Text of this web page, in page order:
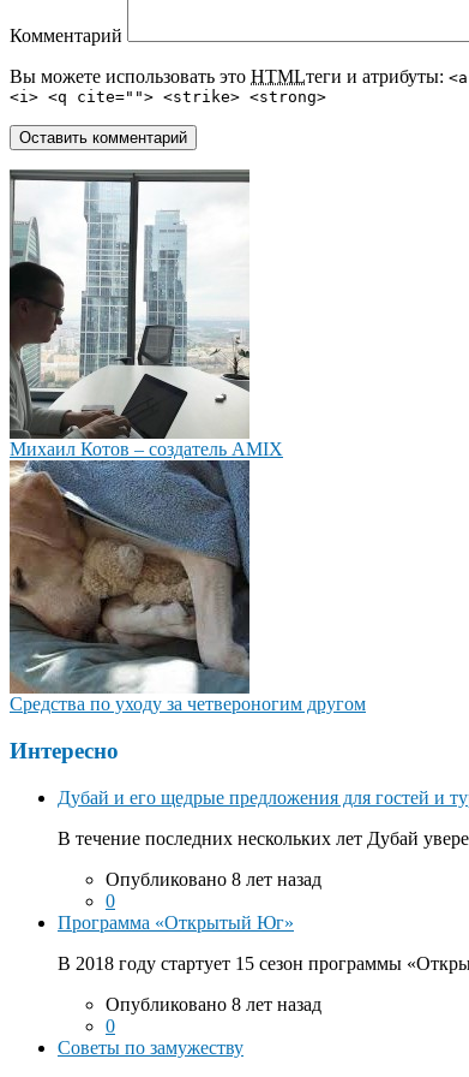
Комментарий
Вы можете использовать это HTMLтеги и атрибуты:
<i> <q cite=""> <strike> <strong>
Михаил Котов – создатель AMIX
Средства по уходу за четвероногим другом
Интересно
Дубай и его щедрые предложения для гостей и
В течение последних нескольких лет Дубай
Опубликовано 8 лет назад
0
Программа «Открытый Юг»
В 2018 году стартует 15 сезон программы
Опубликовано 8 лет назад
0
Советы по замужеству